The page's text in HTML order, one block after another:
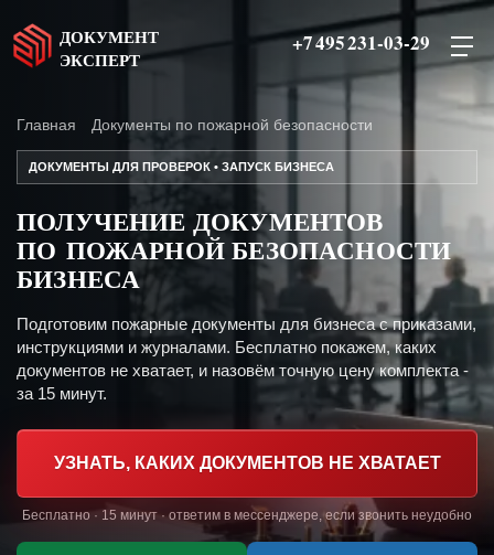
ДОКУМЕНТ
ЭКСПЕРТ
+7 495 231-03-29
Главная Документы по пожарной безопасности
ДОКУМЕНТЫ ДЛЯ ПРОВЕРОК • ЗАПУСК БИЗНЕСА
ПОЛУЧЕНИЕ ДОКУМЕНТОВ
ПО ПОЖАРНОЙ БЕЗОПАСНОСТИ
БИЗНЕСА
Подготовим пожарные документы для бизнеса с приказами,
инструкциями и журналами. Бесплатно покажем, каких
документов не хватает, и назовём точную цену комплекта -
за 15 минут.
УЗНАТЬ, КАКИХ ДОКУМЕНТОВ НЕ ХВАТАЕТ
Бесплатно · 15 минут · ответим в мессенджере, если звонить неудобно